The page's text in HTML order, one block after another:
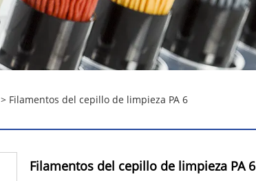
> Filamentos del cepillo de limpieza PA 6
Filamentos del cepillo de limpieza PA 6